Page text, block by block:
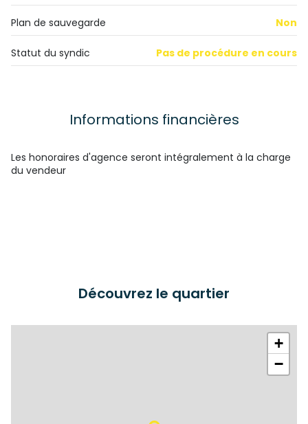
Plan de sauvegarde Non
Statut du syndic Pas de procédure en cours
Informations financières
Les honoraires d'agence seront intégralement à la charge
du vendeur
Découvrez le quartier
+
−